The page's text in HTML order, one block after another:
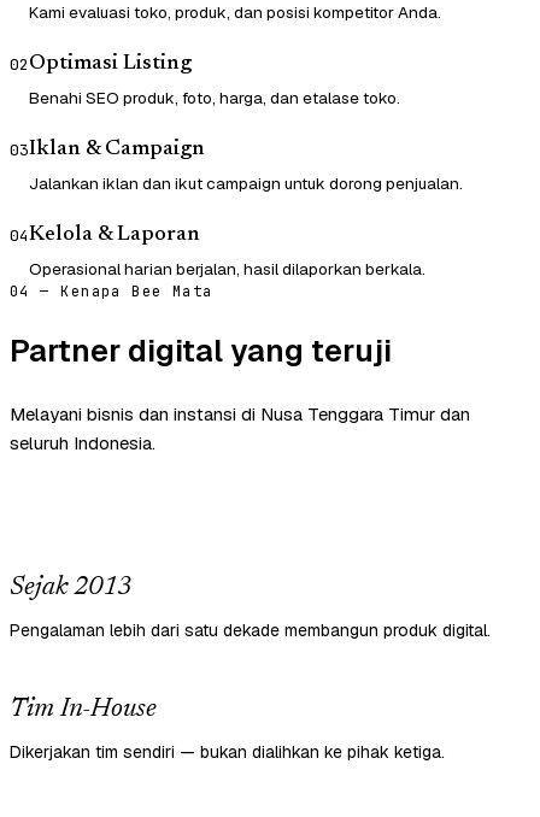
Kami evaluasi toko, produk, dan posisi kompetitor Anda.
02Optimasi Listing
Benahi SEO produk, foto, harga, dan etalase toko.
03Iklan & Campaign
Jalankan iklan dan ikut campaign untuk dorong penjualan.
04Kelola & Laporan
Operasional harian berjalan, hasil dilaporkan berkala.
04 — Kenapa Bee Mata
Partner digital yang teruji
Melayani bisnis dan instansi di Nusa Tenggara Timur dan
seluruh Indonesia.
Sejak 2013
Pengalaman lebih dari satu dekade membangun produk digital.
Tim In-House
Dikerjakan tim sendiri — bukan dialihkan ke pihak ketiga.